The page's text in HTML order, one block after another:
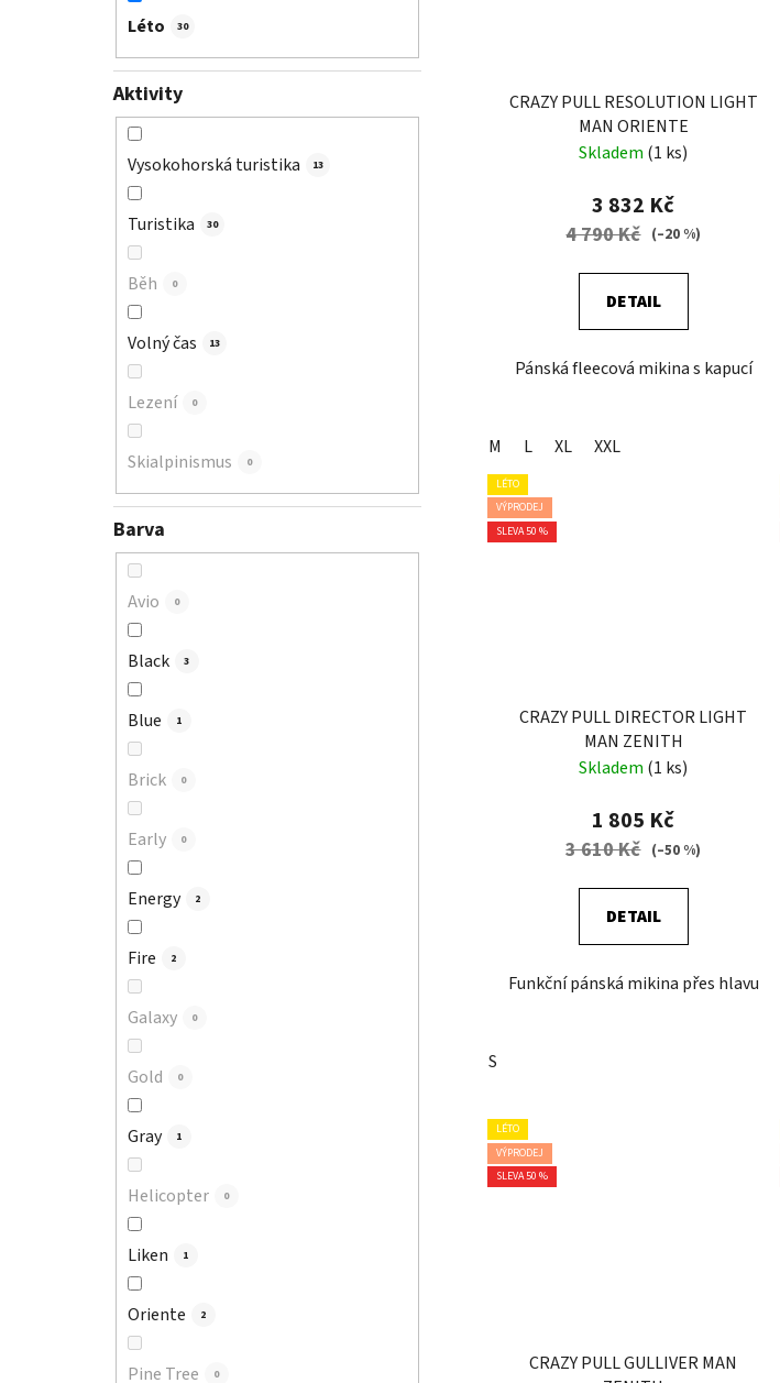
Léto 30
Aktivity
Vysokohorská turistika 13
Turistika 30
Běh 0
Volný čas 13
Lezení 0
Skialpinismus 0
Barva
Avio 0
Black 3
Blue 1
Brick 0
Early 0
Energy 2
Fire 2
Galaxy 0
Gold 0
Gray 1
Helicopter 0
Liken 1
Oriente 2
Pine Tree 0
CRAZY PULL RESOLUTION LIGHT
MAN ORIENTE
Skladem (1 ks)
3 832 Kč
4 790 Kč (–20 %)
DETAIL
Pánská fleecová mikina s kapucí
M L XL XXL
LÉTO
VÝPRODEJ
SLEVA 50 %
CRAZY PULL DIRECTOR LIGHT
MAN ZENITH
Skladem (1 ks)
1 805 Kč
3 610 Kč (–50 %)
DETAIL
Funkční pánská mikina přes hlavu
S
LÉTO
VÝPRODEJ
SLEVA 50 %
CRAZY PULL GULLIVER MAN